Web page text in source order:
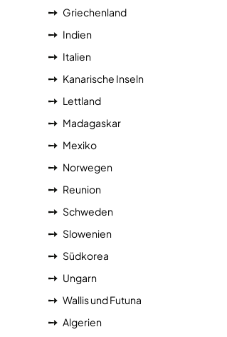
Griechenland
Indien
Italien
Kanarische Inseln
Lettland
Madagaskar
Mexiko
Norwegen
Reunion
Schweden
Slowenien
Südkorea
Ungarn
Wallis und Futuna
Algerien